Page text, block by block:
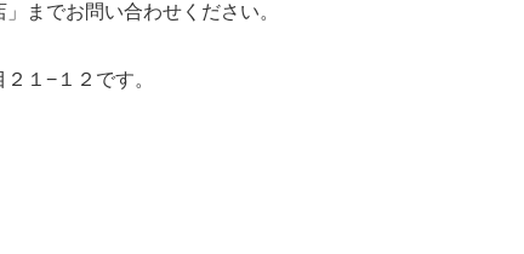
までお問い合わせください。
１−１２です。